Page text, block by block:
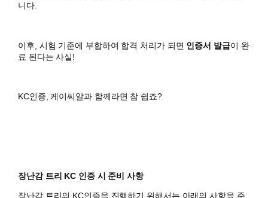
니다.
이후, 시험 기준에 부합하여 합격 처리가 되면 인증서 발급이 완
료 된다는 사실!
KC인증, 케이씨알과 함께라면 참 쉽죠?
장난감 트리 KC 인증 시 준비 사항
장난감 트리의 KC인증을 진행하기 위해서는 아래의 사항을 준